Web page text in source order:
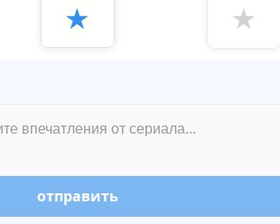
★ ★
отправить